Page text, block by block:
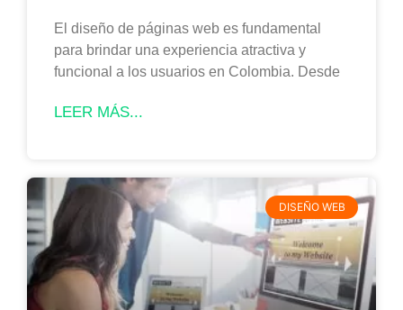
El diseño de páginas web es fundamental
para brindar una experiencia atractiva y
funcional a los usuarios en Colombia. Desde
LEER MÁS...
DISEÑO WEB